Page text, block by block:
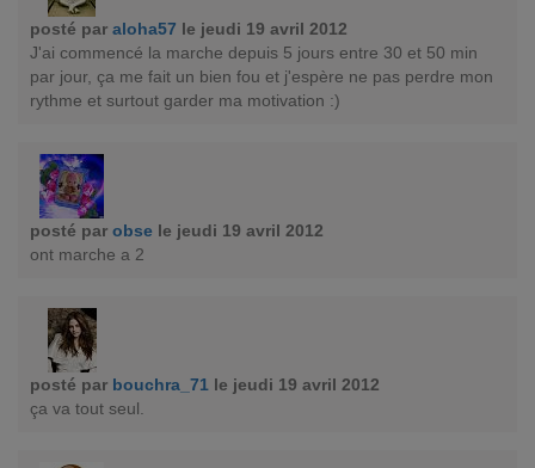
posté par aloha57 le jeudi 19 avril 2012
J'ai commencé la marche depuis 5 jours entre 30 et 50 min
par jour, ça me fait un bien fou et j'espère ne pas perdre mon
rythme et surtout garder ma motivation :)
posté par obse le jeudi 19 avril 2012
ont marche a 2
posté par bouchra_71 le jeudi 19 avril 2012
ça va tout seul.